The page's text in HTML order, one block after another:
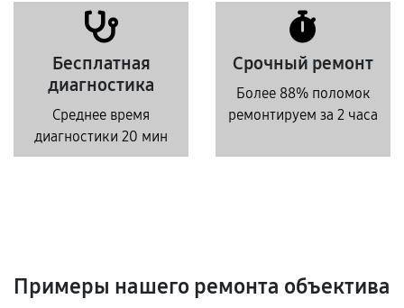
Бесплатная
диагностика
Среднее время
диагностики 20 мин
Срочный ремонт
Более 88% поломок
ремонтируем за 2 часа
Примеры нашего ремонта объектива